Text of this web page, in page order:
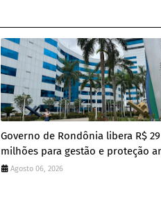
Governo de Rondônia libera R$ 29
milhões para gestão e proteção
Agosto 06, 2026